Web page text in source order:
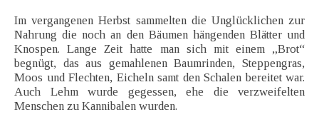
Im vergangenen Herbst sammelten die Unglücklichen zur
Nahrung die noch an den Bäumen hängenden Blätter und
Knospen. Lange Zeit hatte man sich mit einem „Brot“
begnügt, das aus gemahlenen Baumrinden, Steppengras,
Moos und Flechten, Eicheln samt den Schalen bereitet war.
Auch Lehm wurde gegessen, ehe die verzweifelten
Menschen zu Kannibalen wurden.